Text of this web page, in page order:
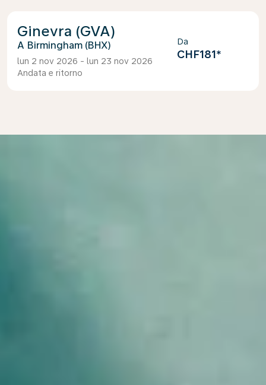
Ginevra (GVA)
Birmingham (BHX)
lun 2 nov 2026 - lun 23 nov 2026
Andata e ritorno
Da
CHF181*